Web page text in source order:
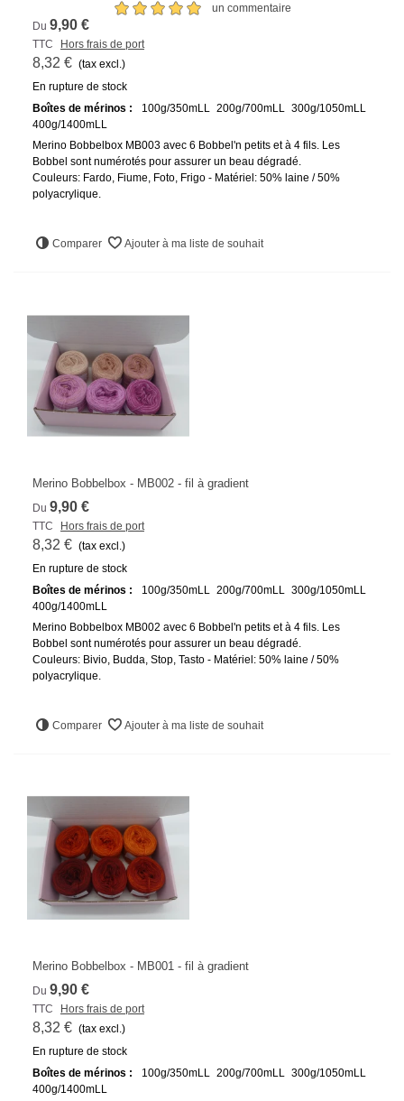
un commentaire
Du 9,90 €
TTC Hors frais de port
8,32 € (tax excl.)
En rupture de stock
Boîtes de mérinos :
100g/350mLL 200g/700mLL
300g/1050mLL
400g/1400mLL
Merino Bobbelbox MB003 avec 6 Bobbel'n petits et à 4 fils. Les
Bobbel sont numérotés pour assurer un beau dégradé.
Couleurs: Fardo, Fiume, Foto, Frigo - Matériel: 50% laine / 50%
polyacrylique.
Comparer Ajouter à ma liste de souhait
Merino Bobbelbox - MB002 - fil à gradient
Du 9,90 €
TTC Hors frais de port
8,32 € (tax excl.)
En rupture de stock
Boîtes de mérinos :
100g/350mLL 200g/700mLL 300g/1050mLL
400g/1400mLL
Merino Bobbelbox MB002 avec 6 Bobbel'n petits et à 4 fils. Les
Bobbel sont numérotés pour assurer un beau dégradé.
Couleurs: Bivio, Budda, Stop, Tasto - Matériel: 50% laine / 50%
polyacrylique.
Comparer Ajouter à ma liste de souhait
Merino Bobbelbox - MB001 - fil à gradient
Du 9,90 €
TTC Hors frais de port
8,32 € (tax excl.)
En rupture de stock
Boîtes de mérinos :
100g/350mLL 200g/700mLL
300g/1050mLL
400g/1400mLL